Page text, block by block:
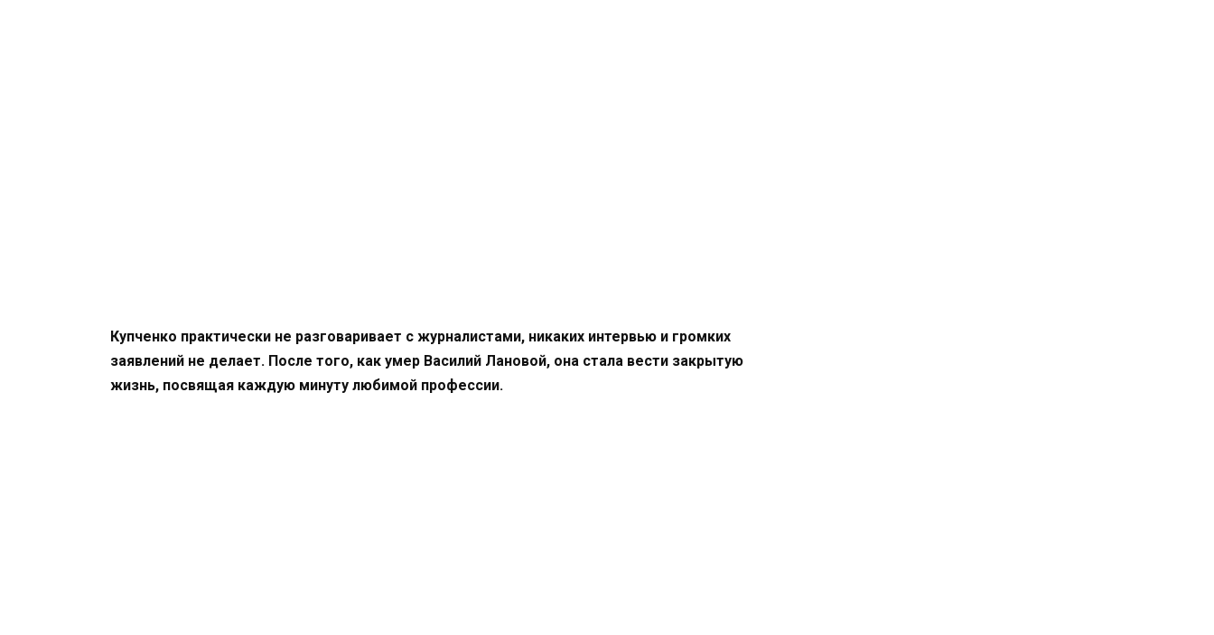
Купченко практически не разговаривает с журналистами, никаких интервью и громких
заявлений не делает. После того, как умер Василий Лановой, она стала вести закрытую
жизнь, посвящая каждую минуту любимой профессии.